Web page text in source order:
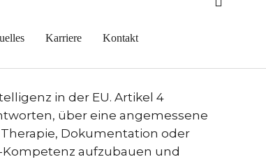
Karriere Kontakt
in der EU. Artikel 4
über eine angemessene
Dokumentation oder
aufzubauen und